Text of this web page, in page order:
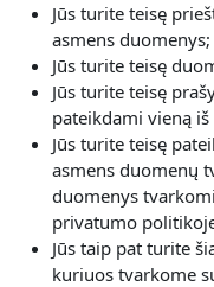
Jūs turite teisę
asmens duomenys;
Jūs turite teisę
Jūs turite teisę
pateikdami vieną
Jūs turite teisę
asmens duomenų
duomenys
privatumo
Jūs taip pat turite
kuriuos tvarkome